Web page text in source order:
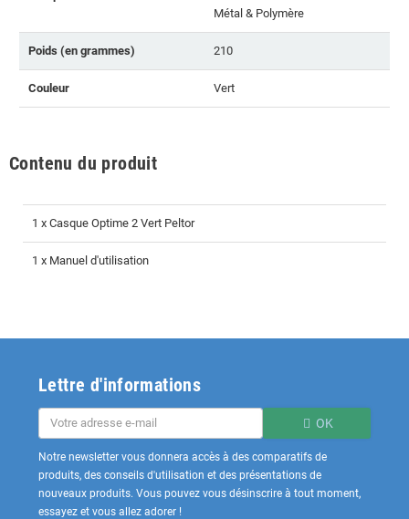
Métal & Polymère
Poids (en grammes) 210
Couleur Vert
Contenu du produit
1 x Casque Optime 2 Vert Peltor
1 x Manuel d'utilisation
Lettre d'informations
OK
Notre newsletter vous donnera accès à des comparatifs de
produits, des conseils d'utilisation et des présentations de
nouveaux produits. Vous pouvez vous désinscrire à tout moment,
essayez et vous allez adorer !